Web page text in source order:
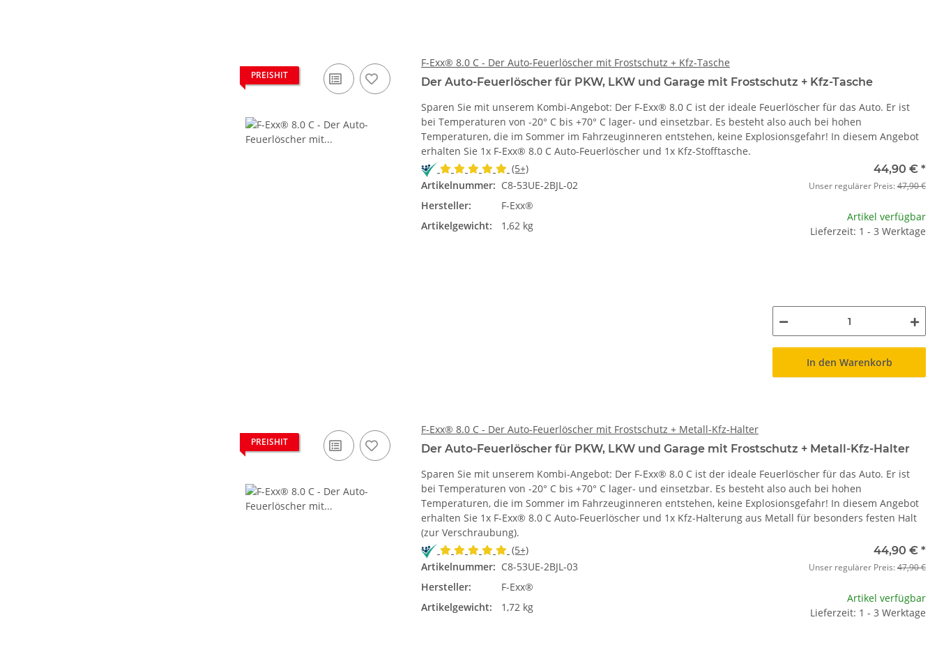
PREISHIT
F-Exx® 8.0 C - Der Auto-Feuerlöscher mit Frostschutz + Kfz-Tasche
Der Auto-Feuerlöscher für PKW, LKW und Garage mit Frostschutz + Kfz-Tasche
Sparen Sie mit unserem Kombi-Angebot: Der F-Exx® 8.0 C ist der ideale Feuerlöscher für das Auto. Er ist
bei Temperaturen von -20° C bis +70° C lager- und einsetzbar. Es besteht also auch bei hohen
Temperaturen, die im Sommer im Fahrzeuginneren entstehen, keine Explosionsgefahr! In diesem Angebot
erhalten Sie 1x F-Exx® 8.0 C Auto-Feuerlöscher und 1x Kfz-Stofftasche.
(5+)
Artikelnummer: C8-53UE-2BJL-02
Hersteller:
F-Exx®
Artikelgewicht:
1,62 kg
44,90 € *
Unser regulärer Preis:47,90 €
Artikel verfügbar
Lieferzeit: 1 - 3 Werktage
In den Warenkorb
PREISHIT
F-Exx® 8.0 C - Der Auto-Feuerlöscher mit Frostschutz + Metall-Kfz-Halter
Der Auto-Feuerlöscher für PKW, LKW und Garage mit Frostschutz + Metall-Kfz-Halter
Sparen Sie mit unserem Kombi-Angebot: Der F-Exx® 8.0 C ist der ideale Feuerlöscher für das Auto. Er ist
bei Temperaturen von -20° C bis +70° C lager- und einsetzbar. Es besteht also auch bei hohen
Temperaturen, die im Sommer im Fahrzeuginneren entstehen, keine Explosionsgefahr! In diesem Angebot
erhalten Sie 1x F-Exx® 8.0 C Auto-Feuerlöscher und 1x Kfz-Halterung aus Metall für besonders festen Halt
(zur Verschraubung).
(5+)
Artikelnummer: C8-53UE-2BJL-03
Hersteller:
F-Exx®
Artikelgewicht:
1,72 kg
44,90 € *
Unser regulärer Preis:47,90 €
Artikel verfügbar
Lieferzeit: 1 - 3 Werktage